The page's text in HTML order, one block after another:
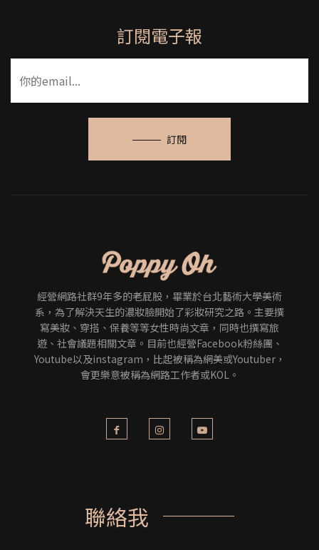
訂閱電子報
訂閱
經營網路社群9年多的老屁股，畢業於台北藝術大學美術
系，為了解決天生的濃妝臉開始了彩妝研究之路。主要撰
寫美妝、穿搭、保養等等女性時尚文章，同時也撰寫旅
遊、社會議題相關文章。目前也經營Facebook粉絲團、
Youtube以及instagram，比起被稱為網美或Youtuber，
會更樂意被稱為網路工作者或KOL。
聯絡我